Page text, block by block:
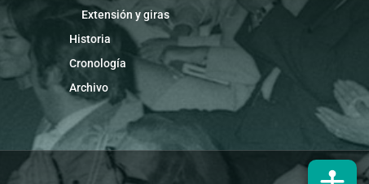
Extensión y giras
Historia
Cronología
Archivo